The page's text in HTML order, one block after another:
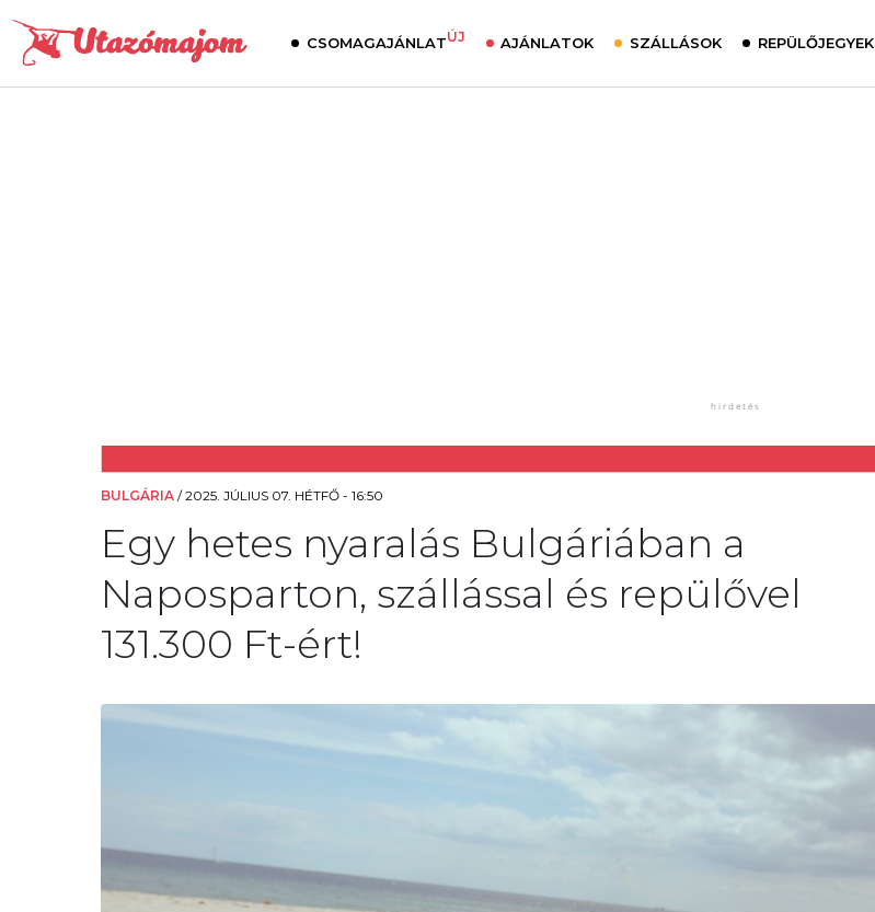
CSOMAGAJÁNLATÚJ AJÁNLATOK SZÁLLÁSOK REPÜLŐJEGYEK
BULGÁRIA /2025. JÚLIUS 07. HÉTFŐ - 16:50
Egy hetes nyaralás Bulgáriában a
Naposparton, szállással és repülővel
131.300 Ft-ért!